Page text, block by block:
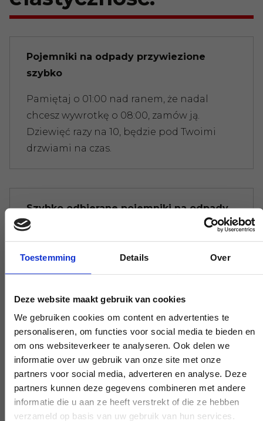
Toestemming Details Over
Deze website maakt gebruik van cookies
We gebruiken cookies om content en advertenties te
personaliseren, om functies voor social media te bieden en
om ons websiteverkeer te analyseren. Ook delen we
informatie over uw gebruik van onze site met onze
partners voor social media, adverteren en analyse. Deze
partners kunnen deze gegevens combineren met andere
informatie die u aan ze heeft verstrekt of die ze hebben
verzameld op basis van uw gebruik van hun services.
Pojemniki na odpady przywiezione
szybko
Pamiętaj o 01:00 nad ranem, że nadal
chcesz wywrotkę o 08:00, zamów ją.
Dziewięć razy na 10, będzie pod Twoimi
drzwiami na czas.
Szybko odbierane pojemniki na odpady
Nie chcesz, aby pojemnik na odpady był
naszymi konkurentami.
Nie utrudniamy życia
Istnieje limit wagi odpadów. Wszędzie od
razu otrzymujesz rachunek. Nie daj się
zwariować, nie martw się.